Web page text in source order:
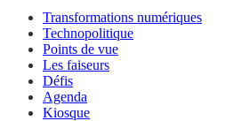
Transformations numériques
Technopolitique
Points de vue
Les faiseurs
Défis
Agenda
Kiosque